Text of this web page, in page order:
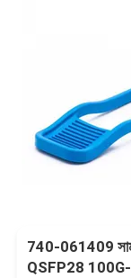
740-061409
QSFP28 100G-